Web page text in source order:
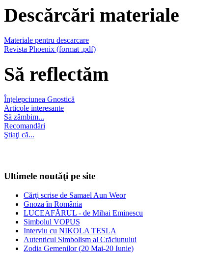
Descărcări materiale
Materiale pentru descarcare
Revista Phoenix (format .pdf)
Să reflectăm
Înţelepciunea Gnostică
Articole interesante
Să zâmbim...
Recomandări
Ştiaţi că...
Ultimele noutăţi pe site
Cărţi scrise de Samael Aun Weor
Gnoza în România
LUCEAFĂRUL - de Mihai Eminescu
Simbolul VOPUS
Interviu cu NIKOLA TESLA
Autenticul Simbolism al Crăciunului
Zodia Gemenilor (20 Mai-20 Iunie)